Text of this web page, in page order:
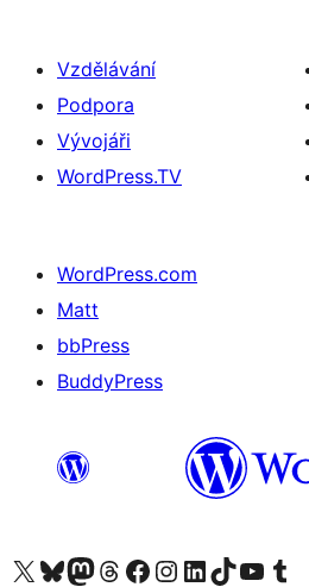
Vzdělávání
Podpora
Vývojáři
WordPress.TV
WordPress.com
Matt
bbPress
BuddyPress
Navštivte náš účet na X (dříve Twitter)
Navštivte náš Bluesky účetNavštivte náš účet Mastodon
Navštivte náš Threads účetNavštivte naši stránku na Facebooku
Navštivte náš Instagram účetNavštivte náš LinkedIn účetNavštivte náš TikTok účetNavštivte náš YouTube kanálNavštivte náš Tumblr účet